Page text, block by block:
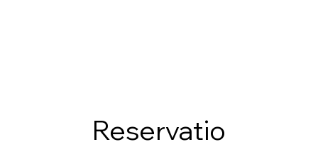
Reservatio